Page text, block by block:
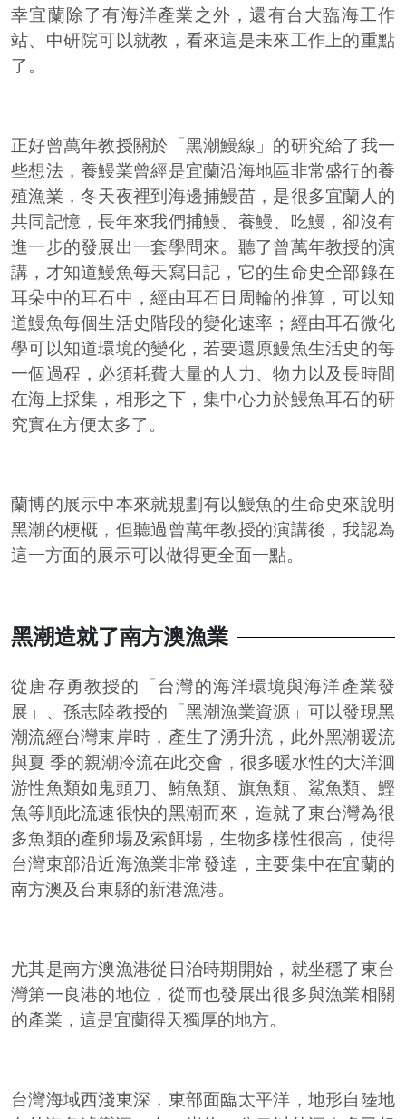
幸宜蘭除了有海洋產業之外，還有台大臨海工作
站、中研院可以就教，看來這是未來工作上的重點
了。
正好曾萬年教授關於「黑潮鰻線」的研究給了我一
些想法，養鰻業曾經是宜蘭沿海地區非常盛行的養
殖漁業，冬天夜裡到海邊捕鰻苗，是很多宜蘭人的
共同記憶，長年來我們捕鰻、養鰻、吃鰻，卻沒有
進一步的發展出一套學問來。聽了曾萬年教授的演
講，才知道鰻魚每天寫日記，它的生命史全部錄在
耳朵中的耳石中，經由耳石日周輪的推算，可以知
道鰻魚每個生活史階段的變化速率；經由耳石微化
學可以知道環境的變化，若要還原鰻魚生活史的每
一個過程，必須耗費大量的人力、物力以及長時間
在海上採集，相形之下，集中心力於鰻魚耳石的研
究實在方便太多了。
蘭博的展示中本來就規劃有以鰻魚的生命史來說明
黑潮的梗概，但聽過曾萬年教授的演講後，我認為
這一方面的展示可以做得更全面一點。
黑潮造就了南方澳漁業
從唐存勇教授的「台灣的海洋環境與海洋產業發
展」、孫志陸教授的「黑潮漁業資源」可以發現黑
潮流經台灣東岸時，產生了湧升流，此外黑潮暖流
與夏 季的親潮冷流在此交會，很多暖水性的大洋洄
游性魚類如鬼頭刀、鮪魚類、旗魚類、鯊魚類、鰹
魚等順此流速很快的黑潮而來，造就了東台灣為很
多魚類的產卵場及索餌場，生物多樣性很高，使得
台灣東部沿近海漁業非常發達，主要集中在宜蘭的
南方澳及台東縣的新港漁港。
尤其是南方澳漁港從日治時期開始，就坐穩了東台
灣第一良港的地位，從而也發展出很多與漁業相關
的產業，這是宜蘭得天獨厚的地方。
台灣海域西淺東深，東部面臨太平洋，地形自陸地